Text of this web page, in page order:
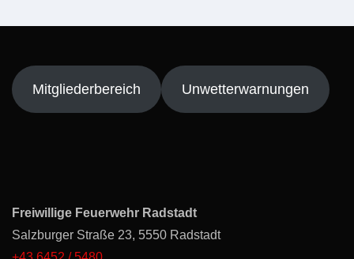
Mitgliederbereich Unwetterwarnungen
Freiwillige Feuerwehr Radstadt
Salzburger Straße 23, 5550 Radstadt